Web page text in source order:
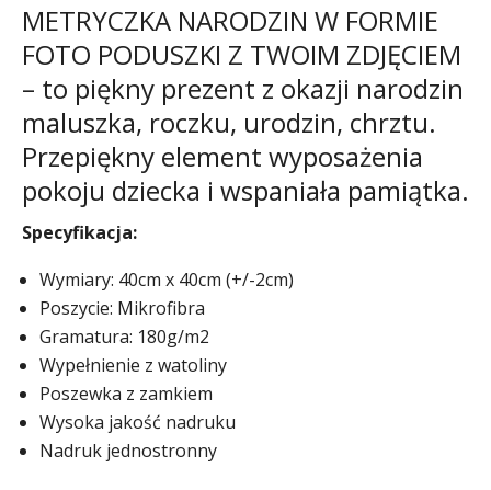
METRYCZKA NARODZIN W FORMIE
FOTO PODUSZKI Z TWOIM ZDJĘCIEM
– to piękny prezent z okazji narodzin
maluszka, roczku, urodzin, chrztu.
Przepiękny element wyposażenia
pokoju dziecka i wspaniała pamiątka.
Specyfikacja:
Wymiary: 40cm x 40cm (+/-2cm)
Poszycie: Mikrofibra
Gramatura: 180g/m2
Wypełnienie z watoliny
Poszewka z zamkiem
Wysoka jakość nadruku
Nadruk jednostronny